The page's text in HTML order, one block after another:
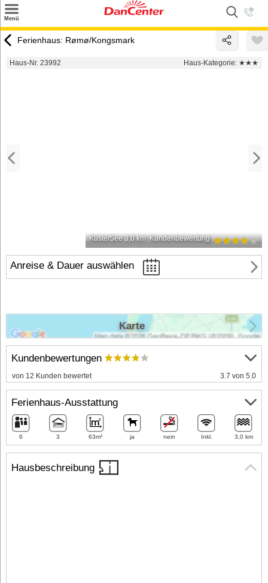
Menü
Urlaubsziele
Ferienhaus: Rømø/Kongsmark
Haus-Nr. 23992 Haus-Kategorie: ★★★
Küste/See 3,0 km Kundenbewertung
Anreise & Dauer auswählen
Hausbeschreibung
Kundenbewertungen
von 12 Kunden bewertet 3.7 von 5.0
Ferienhaus-Ausstattung
6 3 63m² ja nein Inkl. 3,0 km
Karte